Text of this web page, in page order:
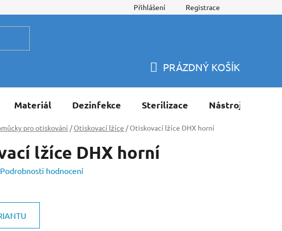
Přihlášení Registrace
KOŠÍK
PRÁZDNÝ KOŠÍK
Materiál Dezinfekce Sterilizace Nástroje
pro otiskování / Otiskovací lžíce / Otiskovací lžíce DHX horní
lžíce DHX horní
Podrobnosti hodnocení